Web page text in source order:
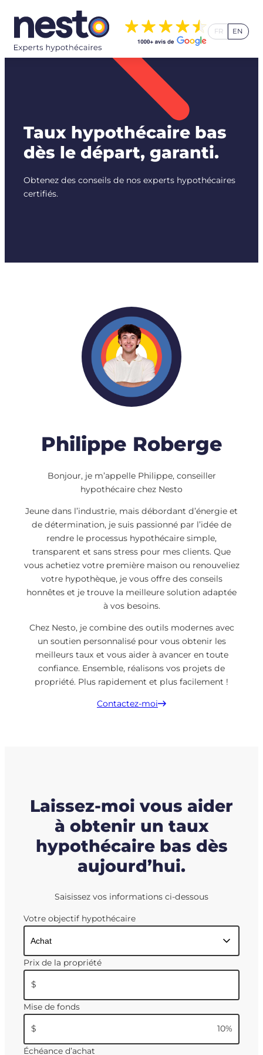
contenu
FR EN
Taux hypothécaire bas
dès le départ, garanti.
Obtenez des conseils de nos experts hypothécaires
certifiés.
Philippe Roberge
Bonjour, je m’appelle Philippe, conseiller
hypothécaire chez Nesto
Jeune dans l’industrie, mais débordant d’énergie et
de détermination, je suis passionné par l’idée de
rendre le processus hypothécaire simple,
transparent et sans stress pour mes clients. Que
vous achetiez votre première maison ou renouveliez
votre hypothèque, je vous offre des conseils
honnêtes et je trouve la meilleure solution adaptée
à vos besoins.
Chez Nesto, je combine des outils modernes avec
un soutien personnalisé pour vous obtenir les
meilleurs taux et vous aider à avancer en toute
confiance. Ensemble, réalisons vos projets de
propriété. Plus rapidement et plus facilement !
Contactez-moi
Laissez-moi vous aider
à obtenir un taux
hypothécaire bas dès
aujourd’hui.
Saisissez vos informations ci-dessous
Votre objectif hypothécaire
Prix de la propriété
$
Mise de fonds
$ 10%
Échéance d’achat